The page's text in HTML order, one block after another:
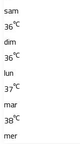
sam
36℃
dim
36℃
lun
37℃
mar
38℃
mer